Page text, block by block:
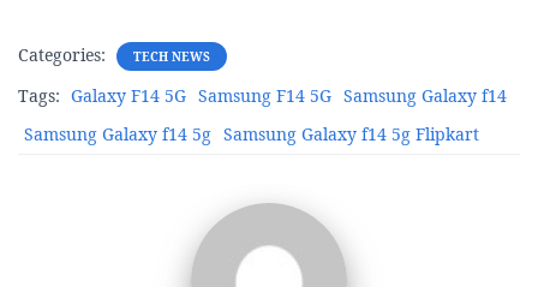
Categories: TECH NEWS
Tags: Galaxy F14 5G Samsung F14 5G Samsung Galaxy f14
Samsung Galaxy f14 5g Samsung Galaxy f14 5g Flipkart